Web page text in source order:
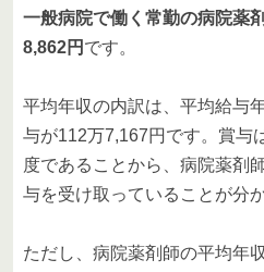
一般病院で働く常勤の病院薬
8,862円 です。
平均年収の内訳は、平均給与
与が112万7,167円です。賞与
度であることから、病院薬剤
与を受け取っていることが分
ただし、病院薬剤師の平均年